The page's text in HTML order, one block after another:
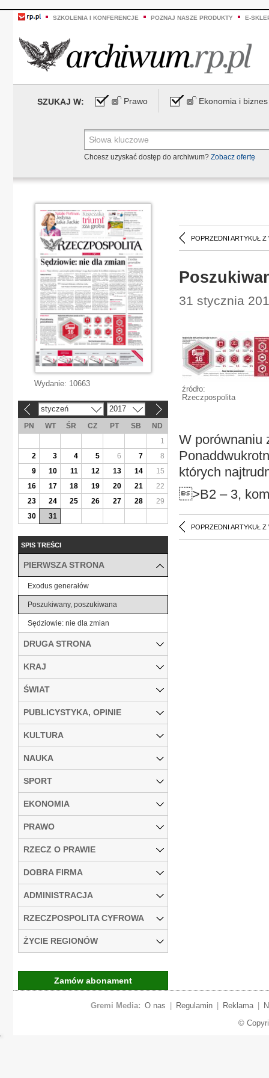
SZKOLENIA I KONFERENCJE POZNAJ NASZE PRODUKTY E-
SZUKAJ W: Prawo Ekonomia i biznes
Chcesz uzyskać dostęp do archiwum? Zobacz ofertę
POPRZEDNI ARTYKUŁ Z
31 stycznia
źródło:
Rzeczpospolita
W porównaniu
których
>B2 – 3,
POPRZEDNI ARTYKUŁ Z
Wydanie: 10663
styczeń 2017
PN WT ŚR CZ PT SB
ND
1
2
3 4 5 6 7
8
9
10 11 12 13 14
15
16
17 18 19 20 21
22
23
24 25 26 27 28
29
30
31
SPIS TREŚCI
PIERWSZA STRONA
Exodus generałów
Poszukiwany, poszukiwana
Sędziowie: nie dla zmian
DRUGA STRONA
KRAJ
ŚWIAT
PUBLICYSTYKA, OPINIE
KULTURA
NAUKA
SPORT
EKONOMIA
PRAWO
RZECZ O PRAWIE
DOBRA FIRMA
ADMINISTRACJA
RZECZPOSPOLITA CYFROWA
ŻYCIE REGIONÓW
Zamów abonament
Gremi Media: O nas Regulamin Reklama
©